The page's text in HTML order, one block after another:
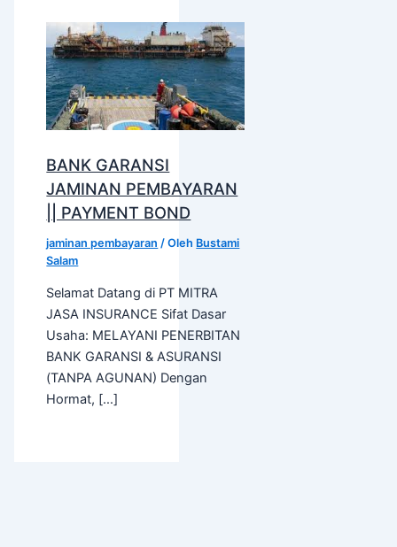
BANK GARANSI
JAMINAN PEMBAYARAN
|| PAYMENT BOND
jaminan pembayaran / Oleh Bustami
Salam
Selamat Datang di PT MITRA
JASA INSURANCE Sifat Dasar
Usaha: MELAYANI PENERBITAN
BANK GARANSI & ASURANSI
(TANPA AGUNAN) Dengan
Hormat, […]